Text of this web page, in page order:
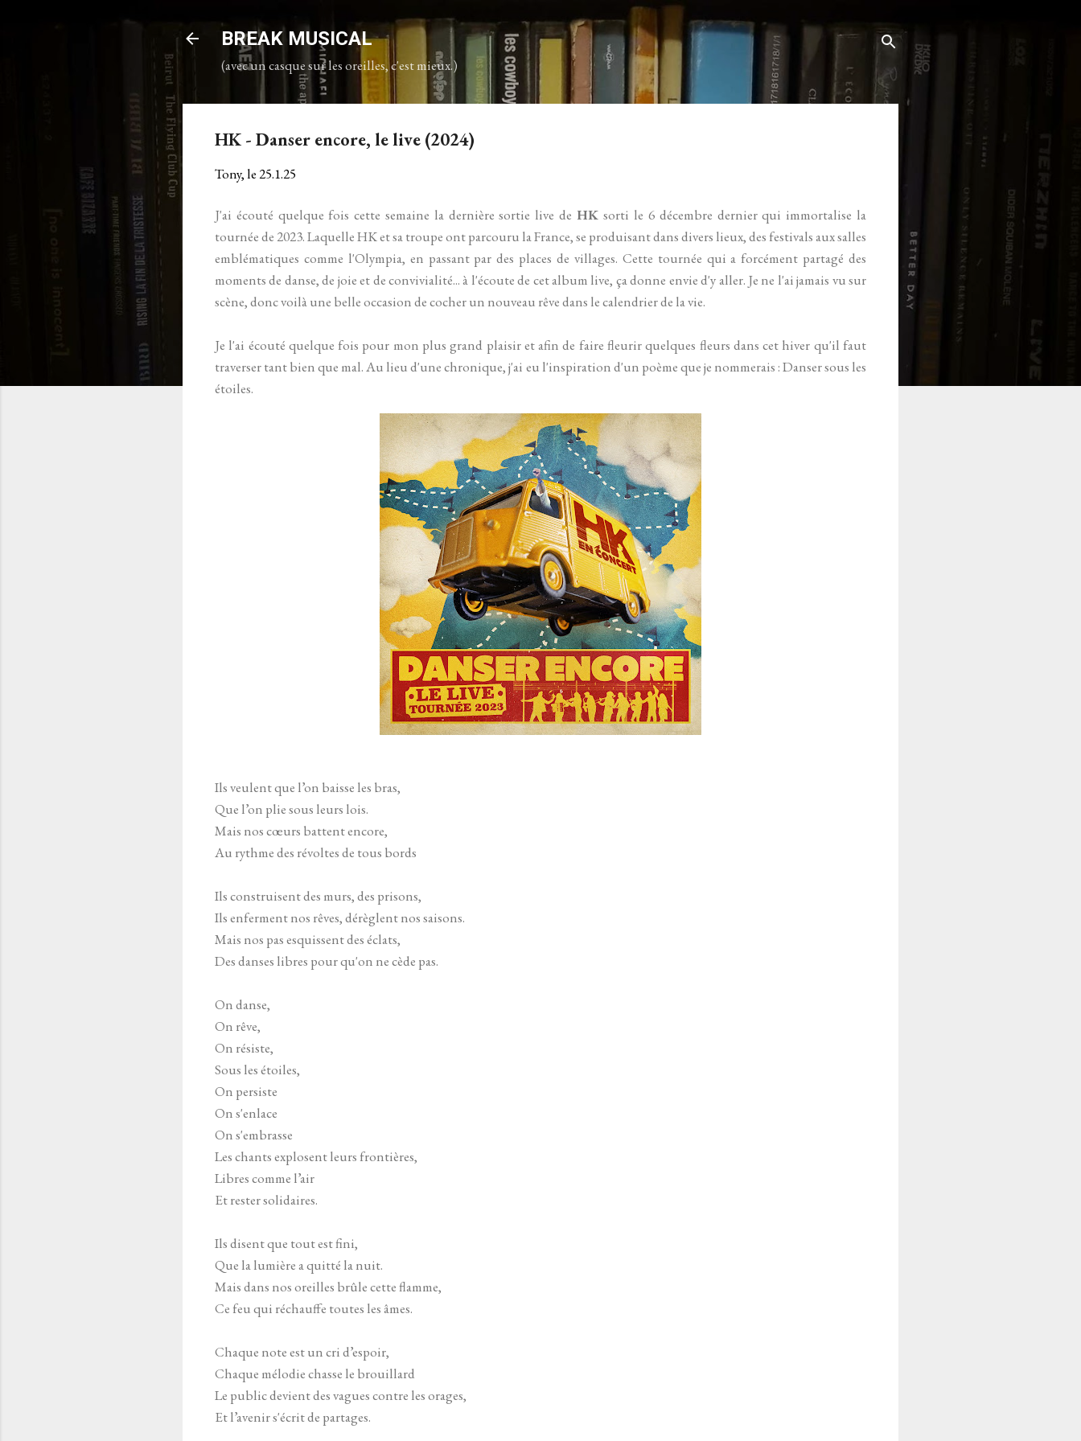
Accéder au contenu principal
BREAK MUSICAL
(avec un casque sur les oreilles, c'est mieux.)
HK - Danser encore, le live (2024)
Tony, le25.1.25
J'ai écouté quelque fois cette semaine la dernière sortie live de HKsorti le 6 décembre dernier qui immortalise la
tournée de 2023. Laquelle HK et sa troupe ont parcouru la France, se produisant dans divers lieux, des festivals aux salles
emblématiques comme l'Olympia, en passant par des places de villages. Cette tournée qui a forcément partagé des
moments de danse, de joie et de convivialité... à l'écoute de cet album live, ça donne envie d'y aller. Je ne l'ai jamais vu sur
scène, donc voilà une belle occasion de cocher un nouveau rêve dans le calendrier de la vie.
Je l'ai écouté quelque fois pour mon plus grand plaisir et afin de faire fleurir quelques fleurs dans cet hiver qu'il faut
traverser tant bien que mal. Au lieu d'une chronique, j'ai eu l'inspiration d'un poème que je nommerais : Danser sous les
étoiles.
Ils veulent que l’on baisse les bras,
Que l’on plie sous leurs lois.
Mais nos cœurs battent encore,
Au rythme des révoltes de tous bords
Ils construisent des murs, des prisons,
Ils enferment nos rêves, dérèglent nos saisons.
Mais nos pas esquissent des éclats,
Des danses libres pour qu'on ne cède pas.
On danse,
On rêve,
On résiste,
Sous les étoiles,
On persiste
On s'enlace
On s'embrasse
Les chants explosent leurs frontières,
Libres comme l’air
Et rester solidaires.
Ils disent que tout est fini,
Que la lumière a quitté la nuit.
Mais dans nos oreilles brûle cette flamme,
Ce feu qui réchauffe toutes les âmes.
Chaque note est un cri d’espoir,
Chaque mélodie chasse le brouillard
Le public devient des vagues contre les orages,
Et l’avenir s'écrit de partages.